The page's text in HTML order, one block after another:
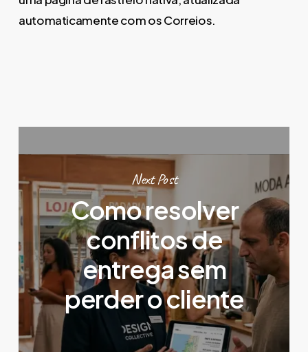
automaticamente com os Correios.
Next Post
Como resolver
conflitos de
entrega sem
perder o cliente